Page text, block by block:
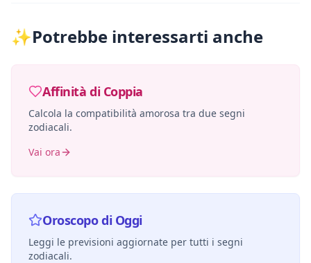
✨Potrebbe interessarti anche
Affinità di Coppia
Calcola la compatibilità amorosa tra due segni
zodiacali.
Vai ora
Oroscopo di Oggi
Leggi le previsioni aggiornate per tutti i segni
zodiacali.